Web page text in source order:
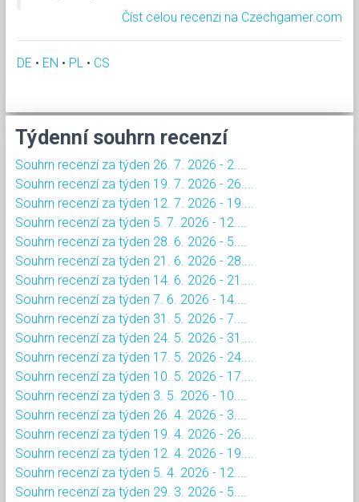
Číst celou recenzi na Czechgamer.com
DE • EN • PL • CS
Týdenní souhrn recenzí
Souhrn recenzí za týden 26. 7. 2026 - 2....
Souhrn recenzí za týden 19. 7. 2026 - 26....
Souhrn recenzí za týden 12. 7. 2026 - 19....
Souhrn recenzí za týden 5. 7. 2026 - 12....
Souhrn recenzí za týden 28. 6. 2026 - 5....
Souhrn recenzí za týden 21. 6. 2026 - 28....
Souhrn recenzí za týden 14. 6. 2026 - 21....
Souhrn recenzí za týden 7. 6. 2026 - 14....
Souhrn recenzí za týden 31. 5. 2026 - 7....
Souhrn recenzí za týden 24. 5. 2026 - 31....
Souhrn recenzí za týden 17. 5. 2026 - 24....
Souhrn recenzí za týden 10. 5. 2026 - 17....
Souhrn recenzí za týden 3. 5. 2026 - 10....
Souhrn recenzí za týden 26. 4. 2026 - 3....
Souhrn recenzí za týden 19. 4. 2026 - 26....
Souhrn recenzí za týden 12. 4. 2026 - 19....
Souhrn recenzí za týden 5. 4. 2026 - 12....
Souhrn recenzí za týden 29. 3. 2026 - 5....